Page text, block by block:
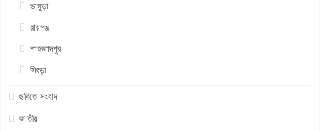
ভাঙ্গুড়া
রায়গঞ্জ
শাহজাদপুর
সিংড়া
ছবিতে সংবাদ
জাতীয়